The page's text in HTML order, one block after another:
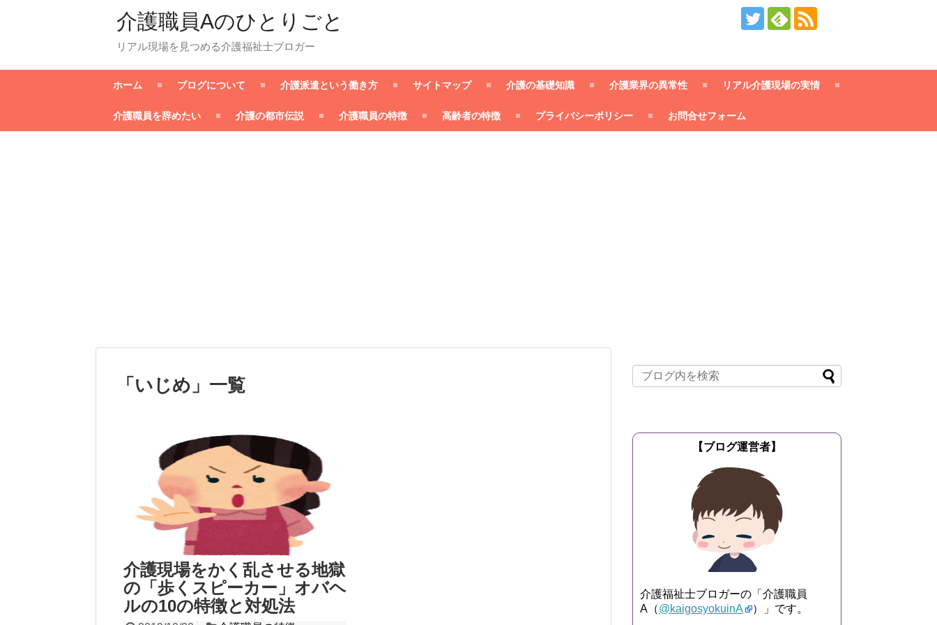
介護職員Aのひとりごと
リアル現場を見つめる介護福祉士ブロガー
ホーム ブログについて 介護派遣という働き方 サイトマップ 介護の基礎知識 介護業界の異常性 リアル介護現場の実情
介護職員を辞めたい 介護の都市伝説 介護職員の特徴 高齢者の特徴 プライバシーポリシー お問合せフォーム
「 いじめ 」 一覧
介護現場をかく乱させる地獄
の「歩くスピーカー」オバヘ
ルの10の特徴と対処法
【ブログ運営者】
介護福祉士ブロガーの「介護職員
A（@kaigosyokuinA ）」です。